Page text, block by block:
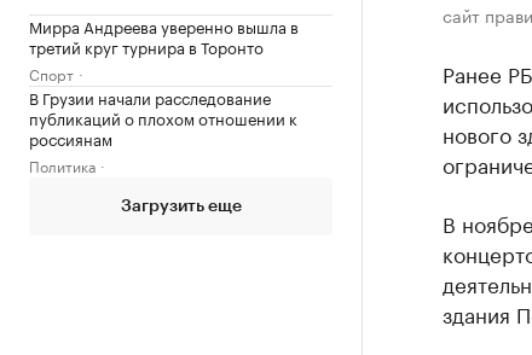
Мирра Андреева уверенно вышла в
третий круг турнира в Торонто
Спорт
В Грузии начали расследование
публикаций о плохом отношении к
россиянам
Политика
Загрузить еще
сайт
Ранее
нового
В
здания